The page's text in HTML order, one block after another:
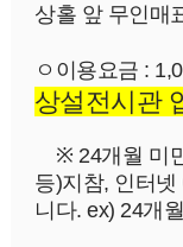
상홀 앞 무인매
ㅇ이용요금 :
상설전시관
※ 24개월 미
등)지참, 인터
니다. ex) 24개